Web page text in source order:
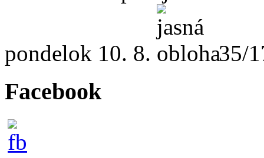
pondelok 10. 8. 35/
Facebook